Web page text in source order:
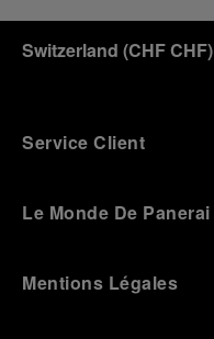
Switzerland (CHF CHF)
Service Client
Le Monde De Panerai
Mentions Légales